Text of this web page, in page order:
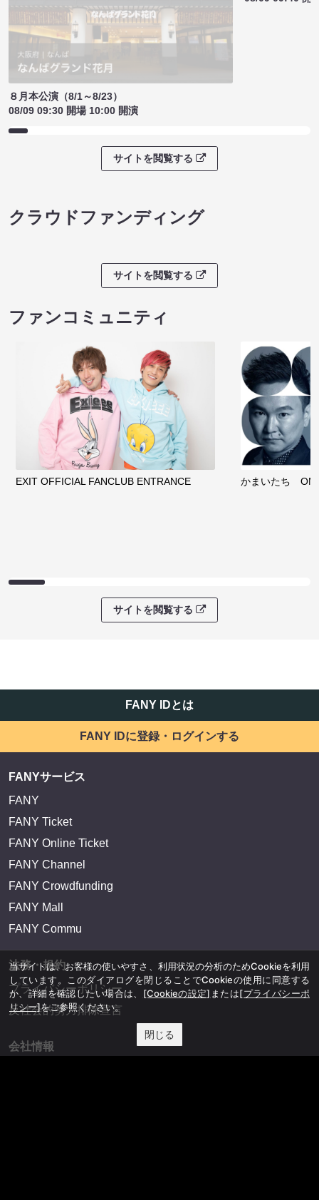
８月本公演（8/1～8/23）
08/09 09:30 開場 10:00 開演
サイトを閲覧する
クラウドファンディング
サイトを閲覧する
ファンコミュニティ
EXIT OFFICIAL FANCLUB ENTRANCE かまいたち
サイトを閲覧する
FANY IDとは
FANY IDに登録・ログインする
FANYサービス
FANY
FANY Ticket
FANY Online Ticket
FANY Channel
FANY Crowdfunding
FANY Mall
FANY Commu
法務・規約
プライバシーポリシー
反社会的勢力排除宣言
会社情報
当サイトは、お客様の使いやすさ、利用状況の分析のためCookieを利用
しています。このダイアログを閉じることでCookieの使用に同意する
か、詳細を確認したい場合は、 [Cookieの設定] または[プライバシーポ
リシー]をご参照ください。
閉じる